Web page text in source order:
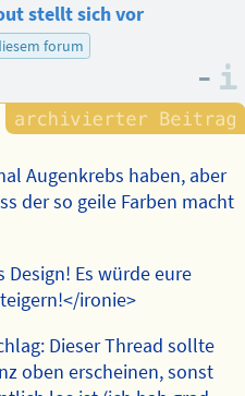
stellt sich vor
forum
–
Augenkrebs haben, aber
der so geile Farben macht
Es würde eure
ironie>
Dieser Thread sollte
oben erscheinen, sonst